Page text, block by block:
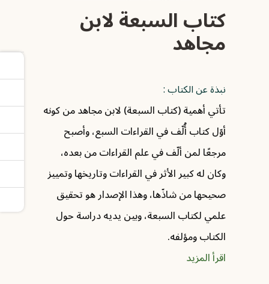
كتاب السبعة لابن
مجاهد
نبذة عن الكتاب :
تأتي أهمية (كتاب السبعة) لابن مجاهد من كونه
أوّل كتاب أُلّف في القراءات السبع، وأصبح
مرجعًا لمن ألّف في علم القراءات من بعده،
وكان له كبير الأثر في القراءات وتاريخها وتمييز
صحيحها من شاذّها، وهذا الإصدار هو تحقيق
علمي لكتاب السبعة، وبين يديه دراسة حول
الكتاب ومؤلفه.
اقرأ المزيد